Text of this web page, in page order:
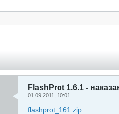
FlashProt 1.6.1 -
01.09.2011, 10:01
flashprot_161.zip